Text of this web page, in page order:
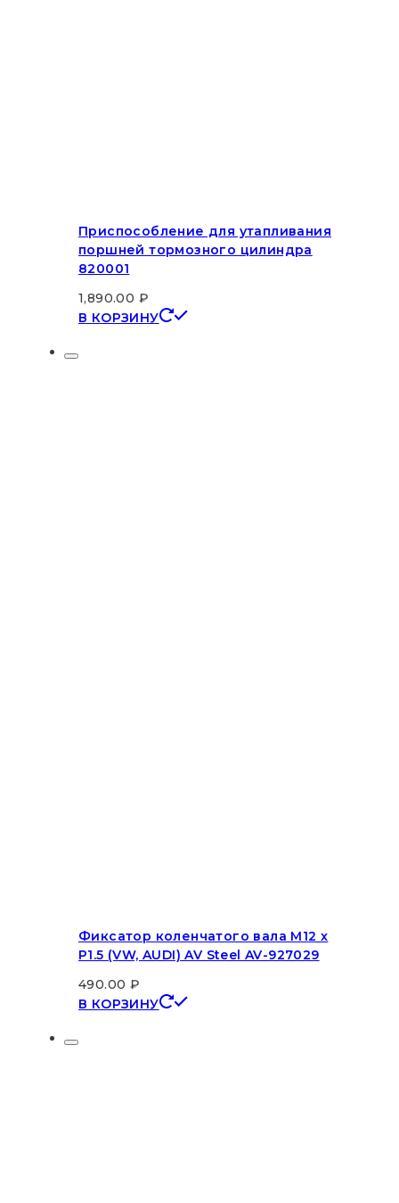
Приспособление для утапливания
поршней тормозного цилиндра
820001
1,890.00 ₽
В КОРЗИНУ
Фиксатор коленчатого вала M12 x
P1.5 (VW, AUDI) AV Steel AV-927029
490.00 ₽
В КОРЗИНУ